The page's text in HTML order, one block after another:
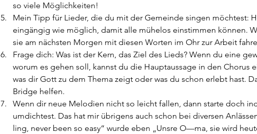
so viele Möglichkeiten!
Mein Tipp für Lieder, die du mit der Gemeinde singen möchtest:
eingängig wie möglich, damit alle mühelos einstimmen können.
sie am nächsten Morgen mit diesen Worten im Ohr zur Arbeit
Frage dich: Was ist der Kern, das Ziel des Lieds? Wenn du eine
worum es gehen soll, kannst du die Hauptaussage in den Chorus
was dir Gott zu dem Thema zeigt oder was du schon erlebt hast.
Bridge helfen.
Wenn dir neue Melodien nicht so leicht fallen, dann starte doch
umdichtest. Das hat mir übrigens auch schon bei diversen
ling, never been so easy“ wurde eben „Unsre O—ma, sie wird